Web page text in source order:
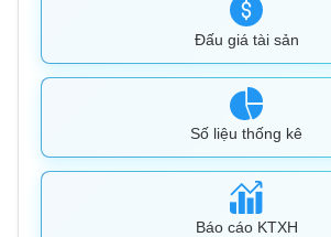
Đấu giá tài sản
Số liệu thống kê
Báo cáo KTXH